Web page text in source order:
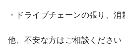
・ドライブチェーンの張り、消
他、不安な方はご相談ください